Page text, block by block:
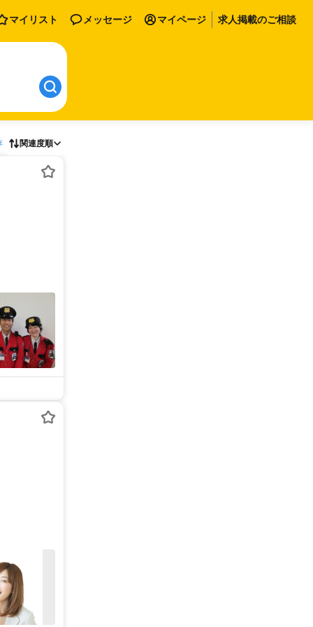
マイリスト メッセージ マイページ 求人掲載のご相談
関連度順